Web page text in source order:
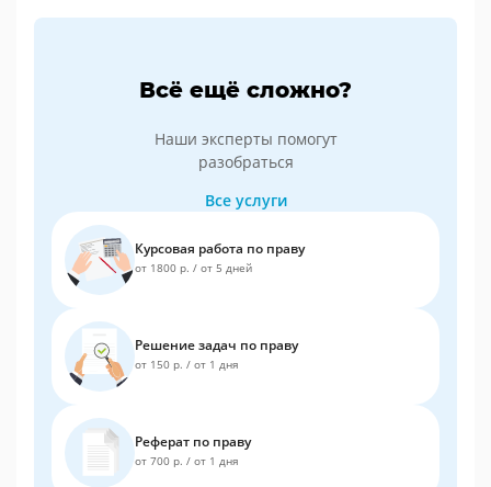
Всё ещё сложно?
Наши эксперты помогут
разобраться
Все услуги
Курсовая работа по праву
от 1800 р. / от 5 дней
Решение задач по праву
от 150 р. / от 1 дня
Реферат по праву
от 700 р. / от 1 дня